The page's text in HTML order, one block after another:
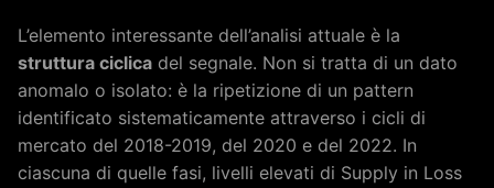
L’elemento interessante dell’analisi attuale è la
struttura ciclica del segnale. Non si tratta di un dato
anomalo o isolato: è la ripetizione di un pattern
identificato sistematicamente attraverso i cicli di
mercato del 2018-2019, del 2020 e del 2022. In
ciascuna di quelle fasi, livelli elevati di Supply in Loss